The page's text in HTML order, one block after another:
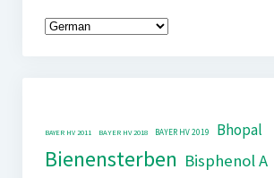
BAYER HV 2011 BAYER HV 2018 BAYER HV 2019 Bhopal
Bienensterben Bisphenol A